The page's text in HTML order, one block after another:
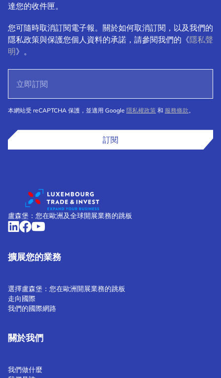
達您的收件匣。
您可隨時取消訂閱電子報。關於如何取消訂閱，以及我們的
隱私政策與保護您個人資料的承諾，請參閱我們的《隱私聲
明》。
本網站受 reCAPTCHA 保護，並適用 Google 隱私權政策 和 服務條款。
訂閱
盧森堡：您在歐洲及全球開展業務的跳板
擴展您的業務
選擇盧森堡：您在歐洲開展業務的跳板
走向國際
我們的國際網路
關於我們
我們做什麼